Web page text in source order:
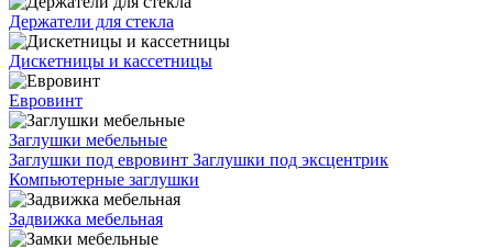
Держатели для стекла
Дискетницы и кассетницы
Евровинт
Заглушки мебельные
Заглушки под евровинт Заглушки под эксцентрик
Компьютерные заглушки
Задвижка мебельная